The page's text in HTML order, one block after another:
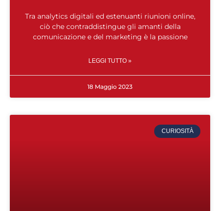
Tra analytics digitali ed estenuanti riunioni online,
ciò che contraddistingue gli amanti della
comunicazione e del marketing è la passione
LEGGI TUTTO »
18 Maggio 2023
CURIOSITÀ